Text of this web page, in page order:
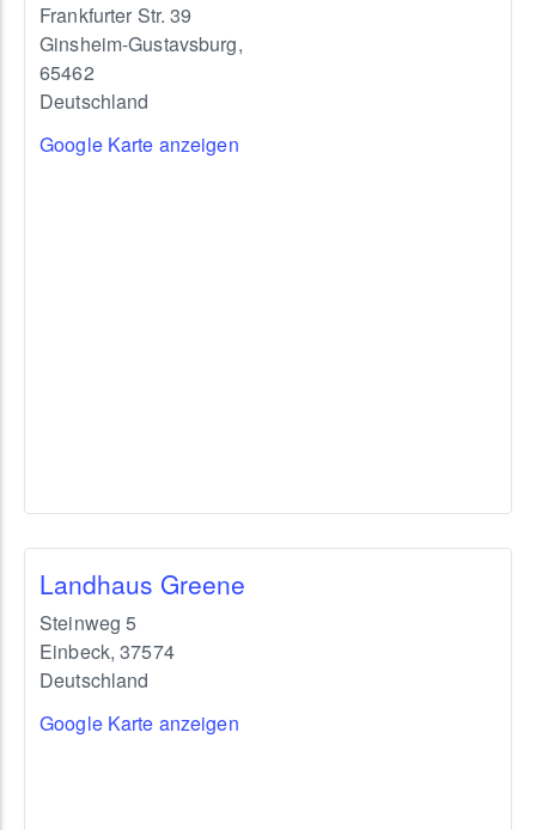
Frankfurter Str. 39
Ginsheim-Gustavsburg,
65462
Deutschland
Google Karte anzeigen
Landhaus Greene
Steinweg 5
Einbeck, 37574
Deutschland
Google Karte anzeigen